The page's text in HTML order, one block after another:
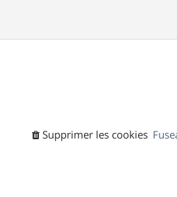
Supprimer les cookies